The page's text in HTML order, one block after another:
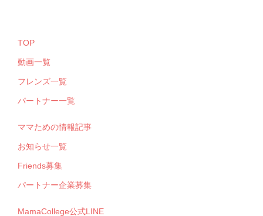
TOP
動画一覧
フレンズ一覧
パートナー一覧
ママための情報記事
お知らせ一覧
Friends募集
パートナー企業募集
MamaCollege公式LINE